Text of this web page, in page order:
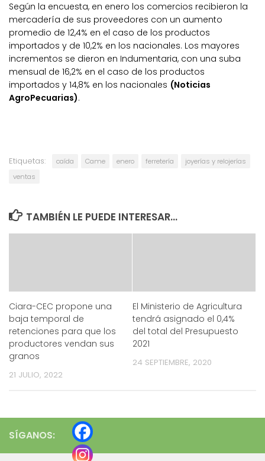
Según la encuesta, en enero los comercios recibieron la
mercadería de sus proveedores con un aumento
promedio de 12,4% en el caso de los productos
importados y de 10,2% en los nacionales. Los mayores
incrementos se dieron en Indumentaria, con una suba
mensual de 16,2% en el caso de los productos
importados y 14,8% en los nacionales (Noticias
AgroPecuarias).
Etiquetas: caída Came enero ferretería
joyerías y relojerías
ventas
TAMBIÉN LE PUEDE INTERESAR...
Ciara-CEC propone una
baja temporal de
retenciones para que los
productores vendan sus
granos
21 JULIO, 2022
El Ministerio de Agricultura
tendrá asignado el 0,4%
del total del Presupuesto
2021
24 SEPTIEMBRE, 2020
SÍGANOS: